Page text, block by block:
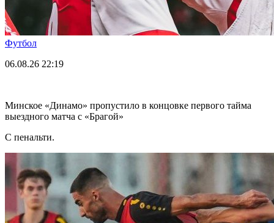
Футбол
06.08.26 22:19
Минское «Динамо» пропустило в концовке первого тайма
выездного матча с «Брагой»
С пенальти.